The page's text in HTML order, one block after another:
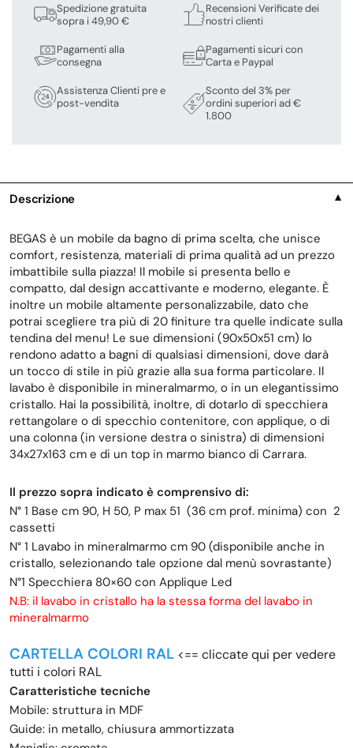
Spedizione gratuita
sopra i 49,90 €
Pagamenti alla
consegna
Assistenza Clienti pre e
post-vendita
Recensioni Verificate dei
nostri clienti
Pagamenti sicuri con
Carta e Paypal
Sconto del 3% per
ordini superiori ad €
1.800
Descrizione ▼
BEGAS è un mobile da bagno di prima scelta, che unisce
comfort, resistenza, materiali di prima qualità ad un prezzo
imbattibile sulla piazza! Il mobile si presenta bello e
compatto, dal design accattivante e moderno, elegante. È
inoltre un mobile altamente personalizzabile, dato che
potrai scegliere tra più di 20 finiture tra quelle indicate sulla
tendina del menu! Le sue dimensioni (90x50x51 cm) lo
rendono adatto a bagni di qualsiasi dimensioni, dove darà
un tocco di stile in più grazie alla sua forma particolare. Il
lavabo è disponibile in mineralmarmo, o in un elegantissimo
cristallo. Hai la possibilità, inoltre, di dotarlo di specchiera
rettangolare o di specchio contenitore, con applique, o di
una colonna (in versione destra o sinistra) di dimensioni
34x27x163 cm e di un top in marmo bianco di Carrara.
Il prezzo sopra indicato è comprensivo di:
N° 1 Base cm 90, H 50, P max 51 (36 cm prof. minima) con 2
cassetti
N° 1 Lavabo in mineralmarmo cm 90 (disponibile anche in
cristallo, selezionando tale opzione dal menù sovrastante)
N°1 Specchiera 80×60 con Applique Led
N.B: il lavabo in cristallo ha la stessa forma del lavabo in
mineralmarmo
CARTELLA COLORI RAL <== cliccate qui per vedere
tutti i colori RAL
Caratteristiche tecniche
Mobile: struttura in MDF
Guide: in metallo, chiusura ammortizzata